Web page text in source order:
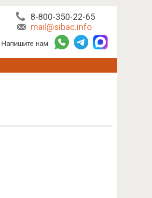
8-800-350-22-65
mail@sibac.info
Напишите нам: